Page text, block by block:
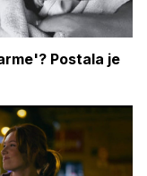
Postala je